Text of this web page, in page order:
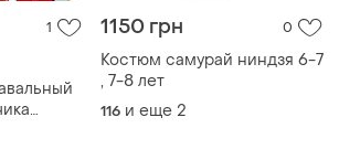
1 1150 грн 0
Костюм самурай ниндзя 6-7
, 7-8 лет
116 и еще 2